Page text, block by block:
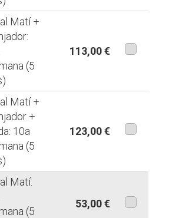
Matí +
(5
113,00 €
Matí +
+
10a
(5
123,00 €
Matí:
(5
53,00 €